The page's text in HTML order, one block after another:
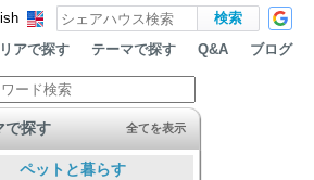
アで探す テーマで探す Q&A ブログ
で探す 全てを表示
ペットと暮らす